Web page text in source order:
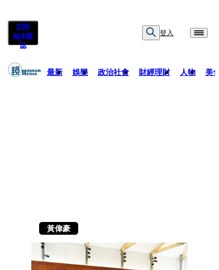
訂閱
紙本雜
誌
登入
最新 娛樂 政治社會 財經理財 人物 美
黃偉豪